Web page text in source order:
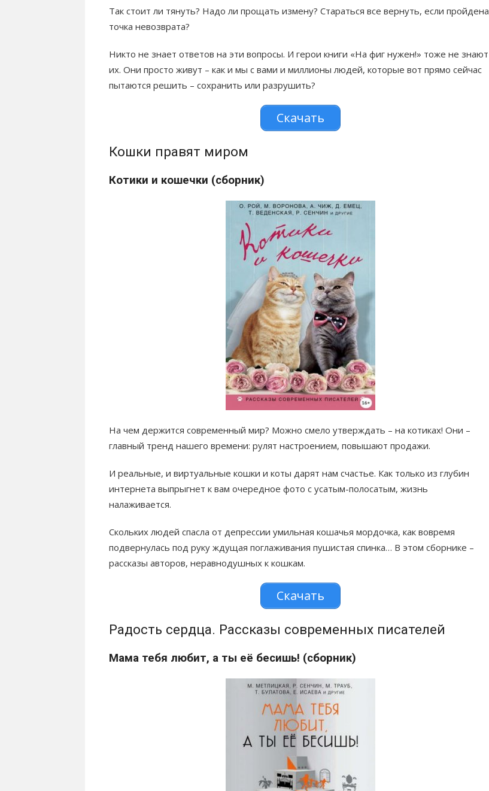
Так стоит ли тянуть? Надо ли прощать измену? Стараться все вернуть, если пройдена
точка невозврата?
Никто не знает ответов на эти вопросы. И герои книги «На фиг нужен!» тоже не знают
их. Они просто живут – как и мы с вами и миллионы людей, которые вот прямо сейчас
пытаются решить – сохранить или разрушить?
Скачать
Кошки правят миром
Котики и кошечки (сборник)
На чем держится современный мир? Можно смело утверждать – на котиках! Они –
главный тренд нашего времени: рулят настроением, повышают продажи.
И реальные, и виртуальные кошки и коты дарят нам счастье. Как только из глубин
интернета выпрыгнет к вам очередное фото с усатым-полосатым, жизнь
налаживается.
Скольких людей спасла от депрессии умильная кошачья мордочка, как вовремя
подвернулась под руку ждущая поглаживания пушистая спинка… В этом сборнике –
рассказы авторов, неравнодушных к кошкам.
Скачать
Радость сердца. Рассказы современных писателей
Мама тебя любит, а ты её бесишь! (сборник)